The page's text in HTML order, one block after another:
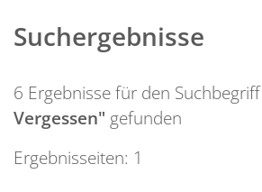
Suchergebnisse
6 Ergebnisse für den Suchbegriff
Vergessen" gefunden
Ergebnisseiten: 1